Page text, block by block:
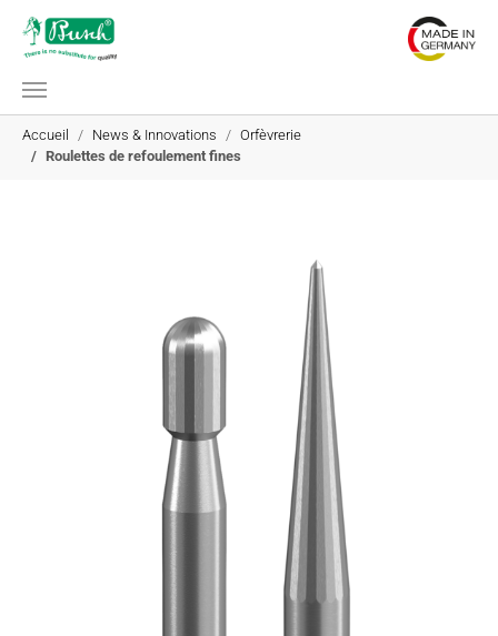
Aller au contenu principal
Vous êtes ici:
Accueil
News & Innovations
Orfèvrerie
Roulettes de refoulement fines